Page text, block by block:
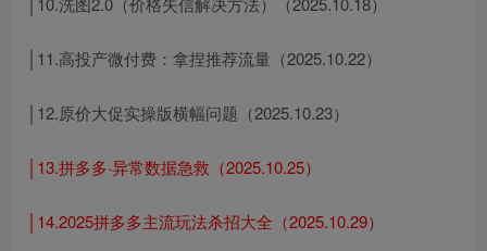
│11.高投产微付费：拿捏推荐流量（2025.10.22）
│12.原价大促实操版横幅问题（2025.10.23）
│13.拼多多·异常数据急救（2025.10.25）
│14.2025拼多多主流玩法杀招大全（2025.10.29）